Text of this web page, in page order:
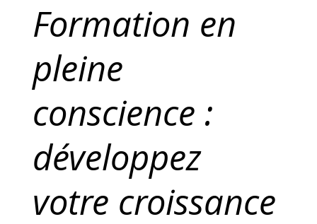
Formation en
pleine
conscience :
développez
votre croissance